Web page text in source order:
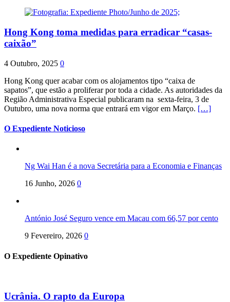
Hong Kong toma medidas para erradicar “casas-
caixão”
4 Outubro, 2025 0
Hong Kong quer acabar com os alojamentos tipo “caixa de
sapatos”, que estão a proliferar por toda a cidade. As autoridades da
Região Administrativa Especial publicaram na sexta-feira, 3 de
Outubro, uma nova norma que entrará em vigor em Março. […]
O Expediente Noticioso
Ng Wai Han é a nova Secretária para a Economia e Finanças
16 Junho, 2026 0
António José Seguro vence em Macau com 66,57 por cento
9 Fevereiro, 2026 0
O Expediente Opinativo
Ucrânia. O rapto da Europa